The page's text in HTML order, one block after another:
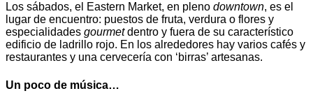
Los sábados, el Eastern Market, en pleno downtown, es el
lugar de encuentro: puestos de fruta, verdura o flores y
especialidades gourmetdentro y fuera de su característico
edificio de ladrillo rojo. En los alrededores hay varios cafés y
restaurantes y una cervecería con ‘birras’ artesanas.
Un poco de música…